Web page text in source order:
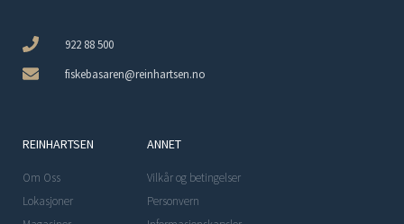
922 88 500
fiskebasaren@reinhartsen.no
REINHARTSEN
Om Oss
Lokasjoner
ANNET
Vilkår og betingelser
Personvern